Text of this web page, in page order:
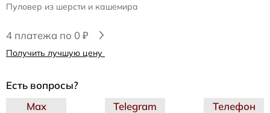
Пуловер из шерсти и кашемира
4 платежа по 0 ₽
Получить лучшую цену
Есть вопросы?
Telegram
Max Телефон